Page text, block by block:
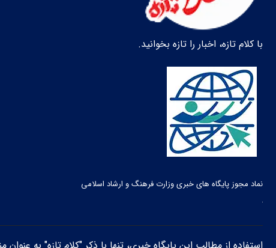
با کلام تازه، اخبار را تازه بخوانید.
نماد مجوز پایگاه های خبری وزارت فرهنگ و ارشاد اسلامی